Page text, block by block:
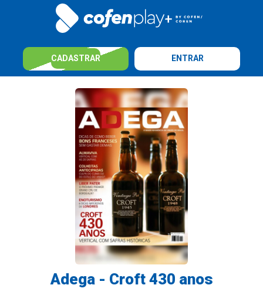
CADASTRAR ENTRAR
Adega - Croft 430 anos